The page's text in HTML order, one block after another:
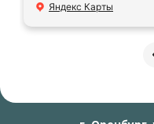
Яндекс Карты